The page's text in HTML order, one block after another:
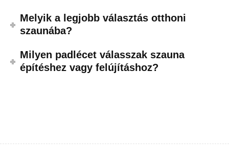
Melyik a legjobb választás otthoni
szaunába?
Milyen padlécet válasszak szauna
építéshez vagy felújításhoz?